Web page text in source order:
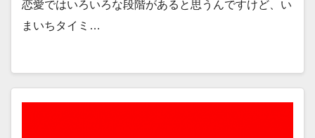
恋愛ではいろいろな段階があると思うんですけど、い
まいちタイミ…